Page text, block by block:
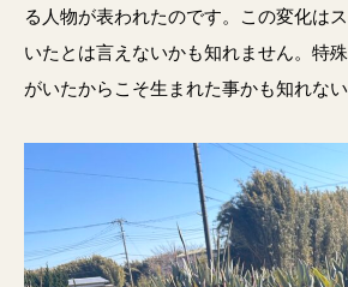
る人物が表われたのです。この変化は
いたとは言えないかも知れません。特
がいたからこそ生まれた事かも知れない